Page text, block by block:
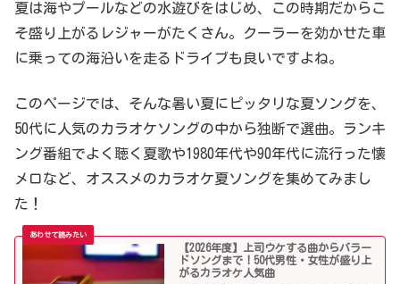
夏は海やプールなどの水遊びをはじめ、この時期だからこ
そ盛り上がるレジャーがたくさん。クーラーを効かせた車
に乗っての海沿いを走るドライブも良いですよね。
このページでは、そんな暑い夏にピッタリな夏ソングを、
50代に人気のカラオケソングの中から独断で選曲。ランキ
ング番組でよく聴く夏歌や1980年代や90年代に流行った懐
メロなど、オススメのカラオケ夏ソングを集めてみまし
た！
【2026年度】上司ウケする曲からバラー
ドソングまで！50代男性・女性が盛り上
がるカラオケ人気曲